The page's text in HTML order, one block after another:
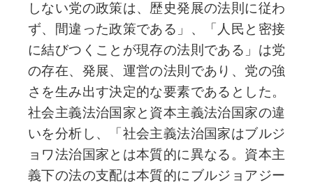
しない党の政策は、歴史発展の法則に従わ
ず、間違った政策である」、「人民と密接
に結びつくことが現存の法則である」は党
の存在、発展、運営の法則であり、党の強
さを生み出す決定的な要素であるとした。
社会主義法治国家と資本主義法治国家の違
いを分析し、「社会主義法治国家はブルジ
ョワ法治国家とは本質的に異なる。資本主
義下の法の支配は本質的にブルジョアジー